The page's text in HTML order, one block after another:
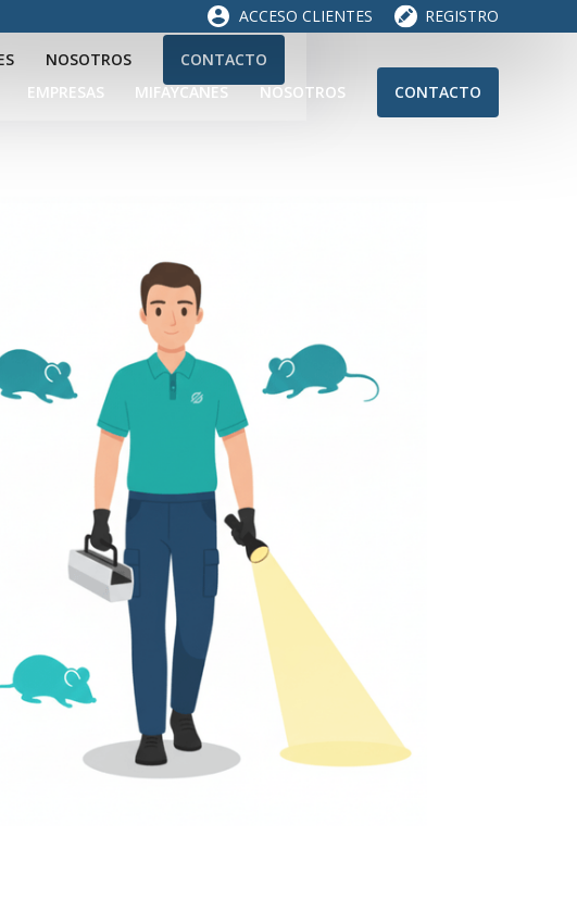
NOSOTROS CONTACTO
ACCESO CLIENTES REGISTRO
EMPRESAS MIFAYCANES NOSOTROS CONTACTO